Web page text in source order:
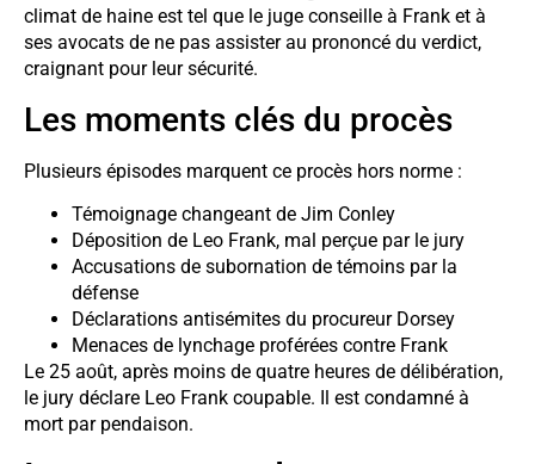
climat de haine est tel que le juge conseille à Frank et à
ses avocats de ne pas assister au prononcé du verdict,
craignant pour leur sécurité.
Les moments clés du procès
Plusieurs épisodes marquent ce procès hors norme :
Témoignage changeant de Jim Conley
Déposition de Leo Frank, mal perçue par le jury
Accusations de subornation de témoins par la
défense
Déclarations antisémites du procureur Dorsey
Menaces de lynchage proférées contre Frank
Le 25 août, après moins de quatre heures de délibération,
le jury déclare Leo Frank coupable. Il est condamné à
mort par pendaison.